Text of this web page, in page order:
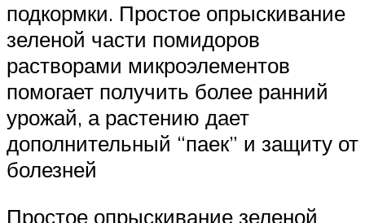
подкормки. Простое опрыскивание
зеленой части помидоров
растворами микроэлементов
помогает получить более ранний
урожай, а растению дает
дополнительный “паек” и защиту от
болезней
Простое опрыскивание зеленой